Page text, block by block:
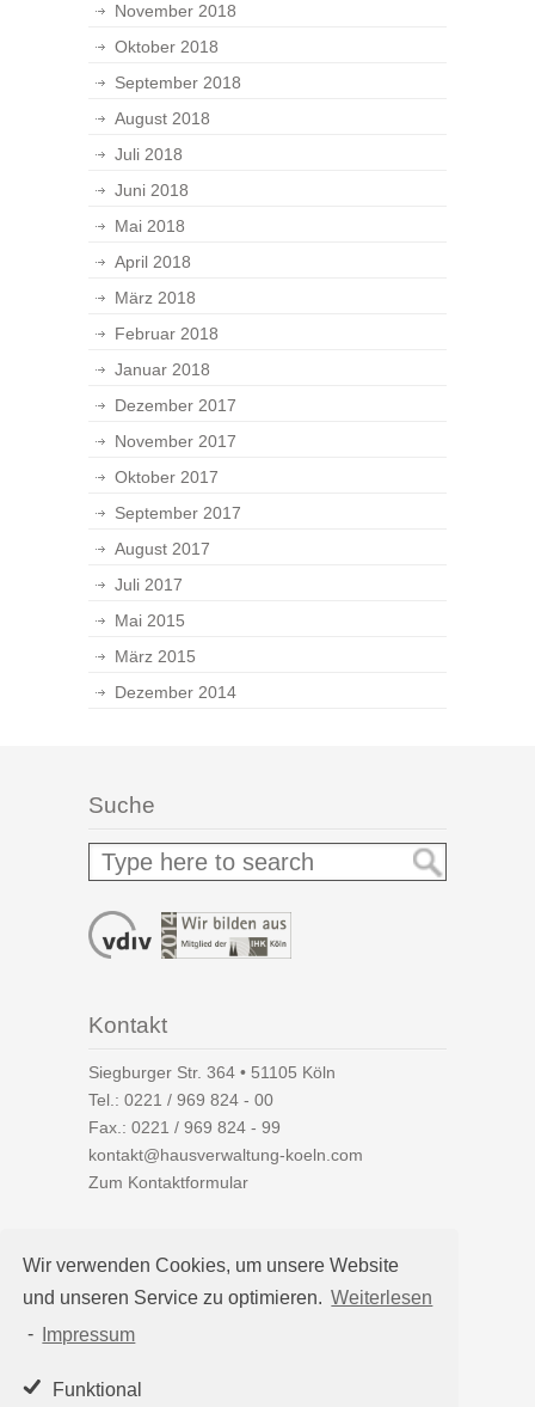
Wir verwenden Cookies, um unsere Website
und unseren Service zu optimieren. Weiterlesen
-
Impressum
Funktional
November 2018
Oktober 2018
September 2018
August 2018
Juli 2018
Juni 2018
Mai 2018
April 2018
März 2018
Februar 2018
Januar 2018
Dezember 2017
November 2017
Oktober 2017
September 2017
August 2017
Juli 2017
Mai 2015
März 2015
Dezember 2014
Suche
Kontakt
Siegburger Str. 364 • 51105 Köln
Tel.: 0221 / 969 824 - 00
Fax.: 0221 / 969 824 - 99
kontakt@hausverwaltung-koeln.com
Zum Kontaktformular
Auf einen Blick
Hausverwaltung Köln
Immobilienverwaltung Köln